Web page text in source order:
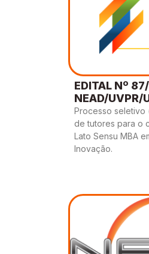
EDITAL Nº
NEAD/UVPR/
Processo seletivo
de tutores para o
Lato Sensu MBA
Inovação.